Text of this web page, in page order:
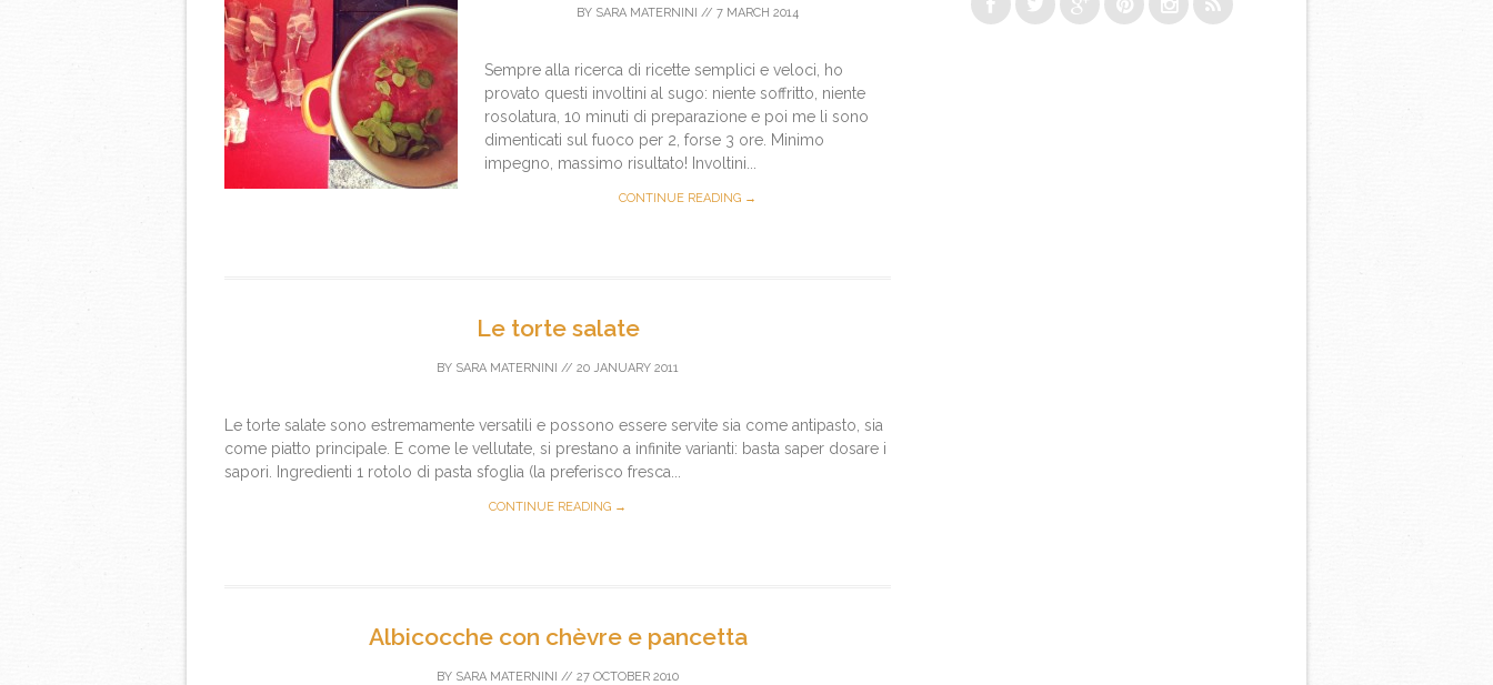
BY SARA MATERNINI // 7 MARCH 2014
Sempre alla ricerca di ricette semplici e veloci, ho
provato questi involtini al sugo: niente soffritto, niente
rosolatura, 10 minuti di preparazione e poi me li sono
dimenticati sul fuoco per 2, forse 3 ore. Minimo
impegno, massimo risultato! Involtini...
CONTINUE READING →
Le torte salate
BY SARA MATERNINI // 20 JANUARY 2011
Le torte salate sono estremamente versatili e possono essere servite sia come antipasto, sia
come piatto principale. E come le vellutate, si prestano a infinite varianti: basta saper dosare i
sapori. Ingredienti 1 rotolo di pasta sfoglia (la preferisco fresca...
CONTINUE READING →
Albicocche con chèvre e pancetta
BY SARA MATERNINI // 27 OCTOBER 2010